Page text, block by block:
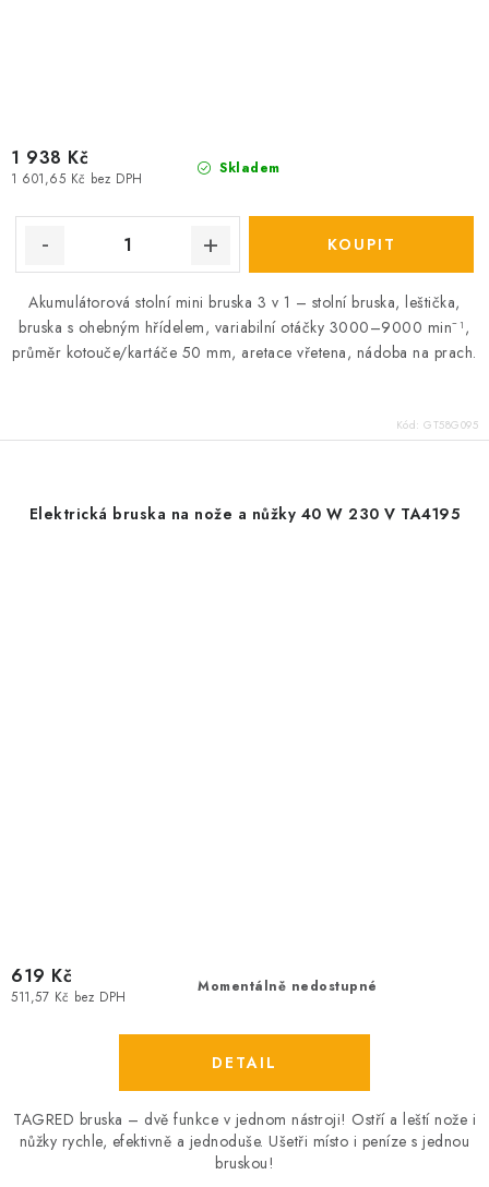
Skladem
1 601,65 Kč bez DPH
1 938 Kč
Akumulátorová stolní mini bruska 3 v 1 – stolní bruska, leštička,
bruska s ohebným hřídelem, variabilní otáčky 3000–9000 min⁻¹,
průměr kotouče/kartáče 50 mm, aretace vřetena, nádoba na prach.
Kód: GT58G095
Elektrická bruska na nože a nůžky 40 W 230 V TA4195
Momentálně nedostupné
511,57 Kč bez DPH
619 Kč
TAGRED bruska – dvě funkce v jednom nástroji! Ostří a leští nože i
nůžky rychle, efektivně a jednoduše. Ušetři místo i peníze s jednou
bruskou!